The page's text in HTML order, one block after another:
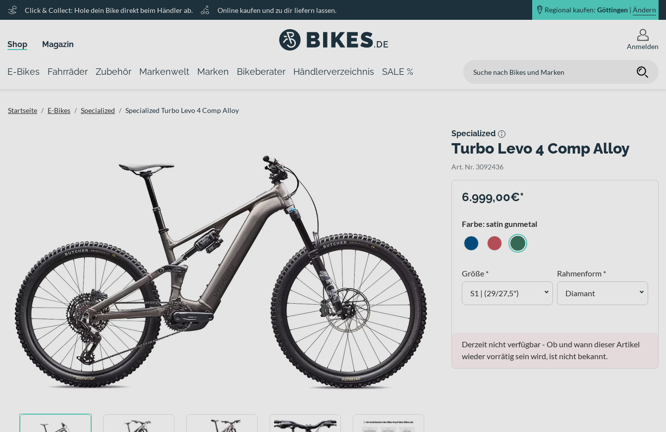
Click & Collect: Hole dein Bike direkt beim Händler ab. Online kaufen und zu dir liefern lassen. Regional kaufen: Göttingen | Ändern
Shop Magazin Anmelden
E-Bikes Fahrräder Zubehör Markenwelt Marken Bikeberater Händlerverzeichnis SALE %
Startseite E-Bikes Specialized Specialized Turbo Levo 4 Comp Alloy
Specialized
Turbo Levo 4 Comp Alloy
Art. Nr. 3092436
6.999,00€*
Farbe: satin gunmetal
Größe *
S1 | (29/27,5")
Rahmenform *
Diamant
Derzeit nicht verfügbar - Ob und wann dieser Artikel
wieder vorrätig sein wird, ist nicht bekannt.